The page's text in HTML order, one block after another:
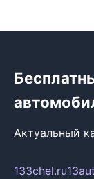
Актуальный
133chel.ru